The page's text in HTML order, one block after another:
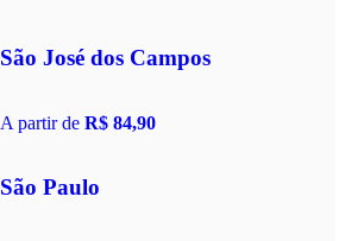
São José dos Campos
A partir de R$ 84,90
São Paulo